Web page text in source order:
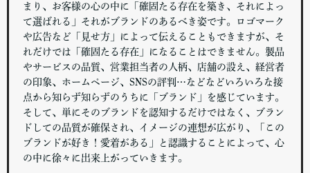
まり、お客様の心の中に「確固たる存在を築き、それによっ
て選ばれる」それがブランドのあるべき姿です。ロゴマーク
や広告など「見せ方」によって伝えることもできますが、そ
れだけでは「確固たる存在」になることはできません。製品
やサービスの品質、営業担当者の人柄、店舗の設え、経営者
の印象、ホームページ、SNSの評判…などなどいろいろな接
点から知らず知らずのうちに「ブランド」を感じています。
そして、単にそのブランドを認知するだけではなく、ブラン
ドしての品質が確保され、イメージの連想が広がり、「この
ブランドが好き！愛着がある」と認識することによって、心
の中に徐々に出来上がっていきます。